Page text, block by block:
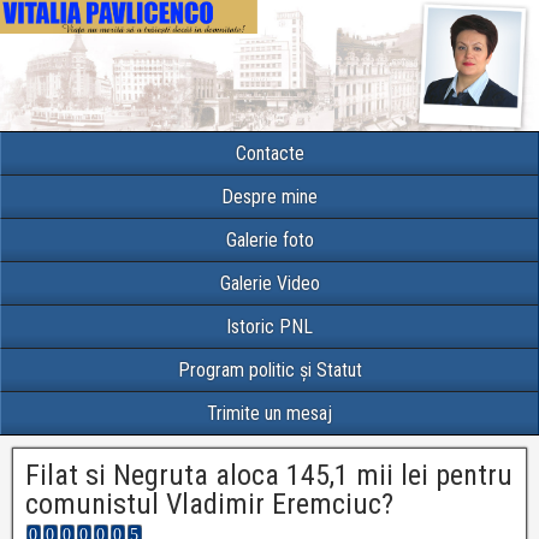
Contacte
Despre mine
Galerie foto
Galerie Video
Istoric PNL
Program politic și Statut
Trimite un mesaj
Filat si Negruta aloca 145,1 mii lei pentru
comunistul Vladimir Eremciuc?